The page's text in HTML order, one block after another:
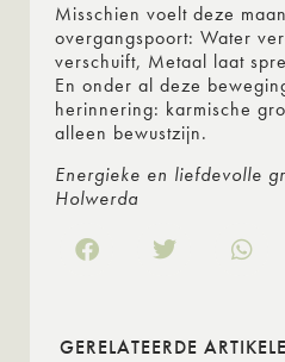
Misschien voelt deze
overgangspoort: Water
verschuift, Metaal laat
En onder al deze
herinnering: karmische
alleen bewustzijn.
Energieke en liefdevolle
Holwerda
GERELATEERDE